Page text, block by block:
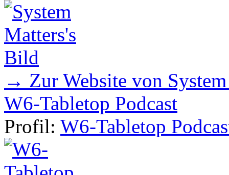
→ Zur Website von
W6-Tabletop Podcast
Profil: W6-Tabletop